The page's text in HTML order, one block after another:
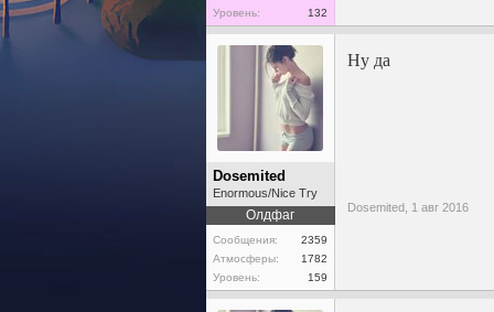
Уровень:
132
Dosemited
Enormous/Nice Try
Олдфаг
Сообщения:
2359
Атмосферы:
1782
Уровень:
159
Ну да
Dosemited, 1 авг 2016